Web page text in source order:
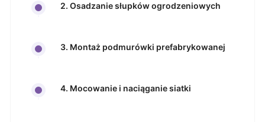
2. Osadzanie słupków ogrodzeniowych
3. Montaż podmurówki prefabrykowanej
4. Mocowanie i naciąganie siatki